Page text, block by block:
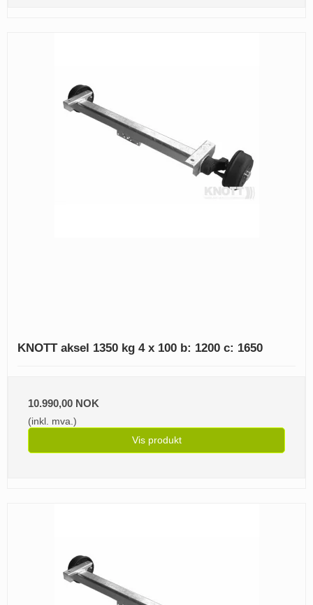
KNOTT aksel 1350 kg 4 x 100 b: 1200 c: 1650
10.990,00 NOK
(inkl. mva.)
Vis produkt